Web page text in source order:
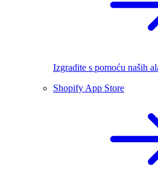
Izgradite s pomoću naših
Shopify App Store